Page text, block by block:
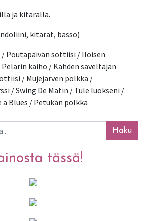
ja kitaralla.
kitarat, basso)
/ Poutapäivän sottiisi / Iloisen
kaiho / Kahden säveltäjän
/ Mujejärven polkka /
/ Swing De Matin / Tule luokseni /
a Blues / Petukan polkka
tässä!